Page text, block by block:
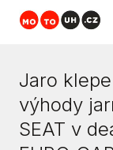
Jaro
výhody
SEAT v